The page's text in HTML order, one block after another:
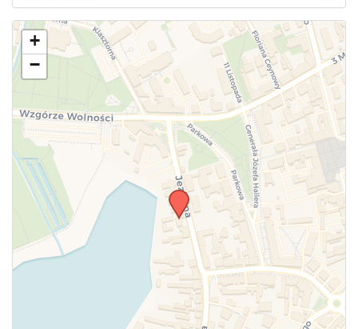
Użyj tego formularza aby przesłać informację o
zmianach w powyższym mityngu.
+
−